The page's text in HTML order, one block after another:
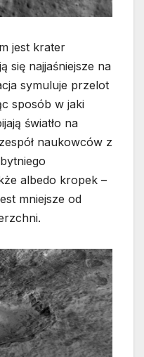
jest krater
się najjaśniejsze na
symuluje przelot
sposób w jaki
światło na
naukowców z
albedo kropek –
mniejsze od